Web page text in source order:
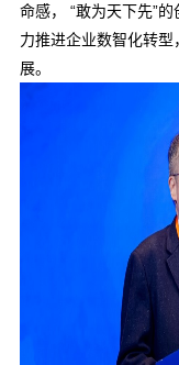
命感， “敢为天下先”
力推进企业数智化转
展。